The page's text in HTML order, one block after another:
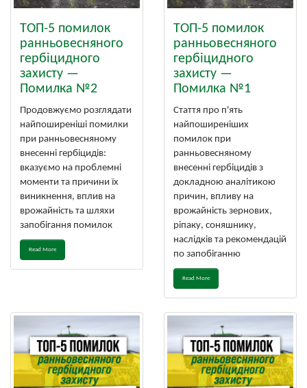
ТОП-5 помилок
ранньовесняного
гербіцидного
захисту —
Помилка №2
Продовжуємо розглядати
найпоширеніші помилки
при ранньовесняному
внесенні гербіцидів:
вказуємо на проблемні
моменти та причини їх
виникнення, вплив на
врожайність та шляхи
запобігання помилок
Read More
ТОП-5 помилок
ранньовесняного
гербіцидного
захисту —
Помилка №1
Стаття про п'ять
найпоширеніших
помилок при
ранньовесняному
внесенні гербіцидів з
докладною аналітикою
причин, впливу на
врожайність зернових,
ріпаку, соняшнику,
наслідків та рекомендацій
по запобіганню
Read More